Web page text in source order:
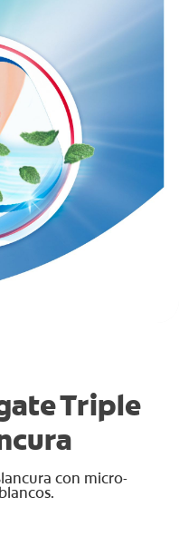
Triple
con micro-